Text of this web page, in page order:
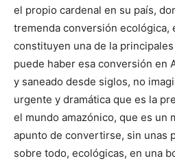
el propio cardenal en su país,
tremenda conversión ecológica,
constituyen una de la
puede haber esa conversión en
y saneado desde siglos, no
urgente y dramática que es la
el mundo amazónico, que es un
apunto de convertirse, sin unas
sobre todo, ecológicas, en una